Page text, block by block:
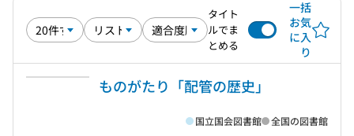
タイト
ルでま
とめる
一括
お気
に入
り
ものがたり「配管の歴史」
国立国会図書館 全国の図書館